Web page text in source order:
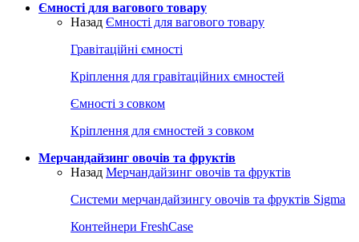
Ємності для вагового товару
Назад Ємності для вагового товару
Гравітаційні ємності
Кріплення для гравітаційних ємностей
Ємності з совком
Кріплення для ємностей з совком
Мерчандайзинг овочів та фруктів
Назад Мерчандайзинг овочів та фруктів
Системи мерчандайзингу овочів та фруктів Sigma
Контейнери FreshCase